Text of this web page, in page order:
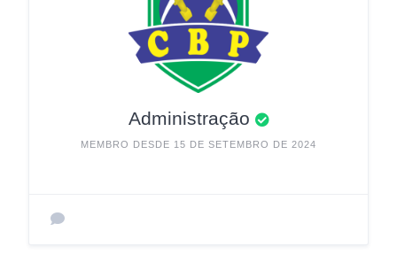
Administração
MEMBRO DESDE 15 DE SETEMBRO DE 2024